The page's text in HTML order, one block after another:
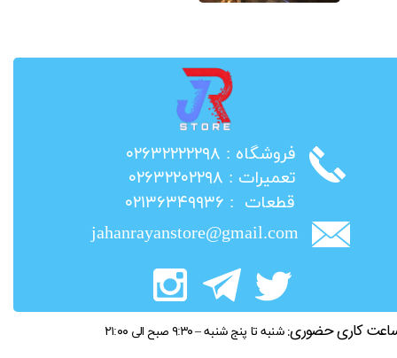
​فروشگاه : ۰۲۶۳۲۲۲۲۲۹۸
​تعمیرات : ۰۲۶۳۲۲۰۲۲۹۸
​قطعات : ۰۲۱۳۶۳۴۹۹۳۶
jahanrayanstore@gmail.com
کاری حضوری: شنبه تا پنج شنبه – ۹:۳۰ صبح الی ۲۱:۰۰